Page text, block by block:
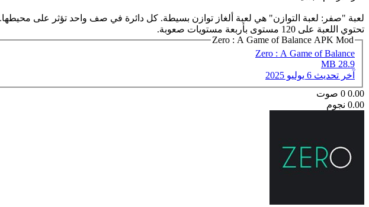
لعبة "صفر: لعبة التوازن" هي لعبة ألغاز توازن بسيطة. كل دائرة في صف واحد تؤثر على
تحتوي اللعبة على 120 مستوى بأربعة مستويات صعوبة.
Zero : A Game of Balance APK Mod
Zero : A Game of Balance
28.9 MB
آخر تحديث 6 يوليو 2025
0.00
0 صوت
0.00 نجوم